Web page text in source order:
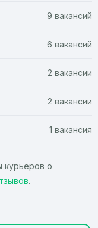
9 вакансий
6 вакансий
2 вакансии
2 вакансии
1 вакансия
курьеров о
.